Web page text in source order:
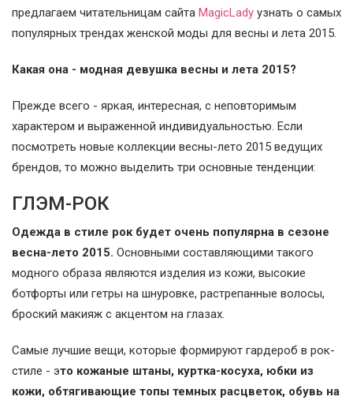
предлагаем читательницам сайта MagicLady узнать о самых
популярных трендах женской моды для весны и лета 2015.
Какая она - модная девушка весны и лета 2015?
Прежде всего - яркая, интересная, с неповторимым
характером и выраженной индивидуальностью. Если
посмотреть новые коллекции весны-лето 2015 ведущих
брендов, то можно выделить три основные тенденции:
ГЛЭМ-РОК
Одежда в стиле рок будет очень популярна в сезоне
весна-лето 2015. Основными составляющими такого
модного образа являются изделия из кожи, высокие
ботфорты или гетры на шнуровке, растрепанные волосы,
броский макияж с акцентом на глазах.
Самые лучшие вещи, которые формируют гардероб в рок-
стиле - это кожаные штаны, куртка-косуха, юбки из
кожи, обтягивающие топы темных расцветок, обувь на